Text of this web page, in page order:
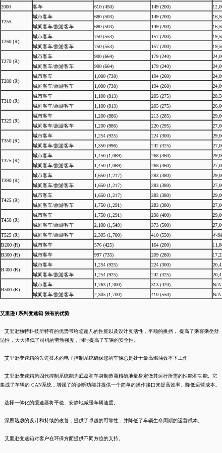
2000 客车 610 (450) 149 (200)
T255
城市客车 680 (503) 149 (200)
城间客车/旅游客车
680 (503) 149 (200)
T260 (R)
城市客车 750 (553) 157 (200)
城间客车/旅游客车
750 (553) 157 (200)
T270 (R)
城市客车 900 (664) 179 (240)
城间客车/旅游客车
900 (664) 179 (240)
T280 (R)
城市客车 1,000 (738) 194 (260)
城间客车/旅游客车
1,000 (738) 194 (260)
T310 (R)
城市客车 1,100 (813) 205 (275)
城间客车/旅游客车
1,100 (813) 205 (275)
T325 (R)
城市客车 1,200 (886) 213 (285)
城间客车/旅游客车
1,200 (886) 220 (295)
T350 (R)
城市客车 1,254 (925) 224 (300)
城间客车/旅游客车
1,350 (996) 242 (325)
T375 (R)
城市客车 1,450 (1,069) 268 (360)
城间客车/旅游客车
1,450 (1,069) 268 (360)
T390 (R)
城市客车 1,650 (1,217) 283 (380)
城间客车/旅游客车
1,650 (1,217) 283 (380)
T425 (R)
城市客车 1,650 (1,217) 283 (380)
城间客车/旅游客车
1,750 (1,291) 283 (380)
T450 (R)
城市客车 1,750 (1,291) 298 (400)
城间客车/旅游客车
2,100 (1,549) 373 (500)
T525 (R)
城间客车/旅游客车 2,305 (1,700) 410 (550)
不
B200 (R)
城市客车 576 (425) 164 (200)
B300 (R)
城市客车 997 (735) 209 (280)
B400 (R)
城市客车 1,254 (925) 224 (300)
城间客车/旅游客车
1,254 (925) 242 (325)
B500 (R)
城市客车 1,763 (1,300) 313 (420)
N/A
城间客车/旅游客车
2,305 (1,700) 410 (550) N/A
艾里逊T系列变速箱 独有的优势
艾里逊独特科技所特有的优势带给您超凡的性能以及设计灵活性，平顺的换挡， 提高了乘客乘坐舒
适性，大大降低了司机的劳动强度，同时提高了车辆的安全性。
艾里逊变速箱的先进技术的电子控制系统确保您的车辆总是处于最高燃油效率下工作
艾里逊变速箱第四代控制系统能为底盘和车身制造商精确地量身定做其运行所需的性能和功能。它
集成了车辆的 CAN系统，增强了的诊断功能并提供一个简单的操作接口来提高效率、降低运营成本。
选择一体化的缓速器将平稳、安静地减缓车辆速度。
深思熟虑的设计和持续的改善，提供了卓越的可靠性，并降低了车辆生命周期的运营成本。
艾里逊变速箱对客户在环保方面提供不同方位的支持。